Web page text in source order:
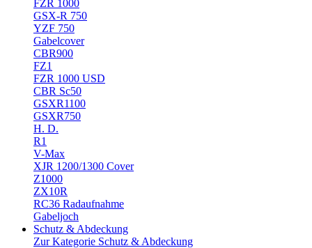
FZR 1000
GSX-R 750
YZF 750
Gabelcover
CBR900
FZ1
FZR 1000 USD
CBR Sc50
GSXR1100
GSXR750
H. D.
R1
V-Max
XJR 1200/1300 Cover
Z1000
ZX10R
RC36 Radaufnahme
Gabeljoch
Schutz & Abdeckung
Zur Kategorie Schutz & Abdeckung